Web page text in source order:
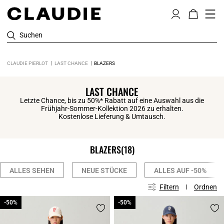
Suchen
CLAUDIE PIERLOT LAST CHANCE BLAZERS
LAST CHANCE
Letzte Chance, bis zu 50%* Rabatt auf eine Auswahl aus die
Frühjahr-Sommer-Kollektion 2026 zu erhalten.
Kostenlose Lieferung & Umtausch.
BLAZERS(18)
ALLES SEHEN NEUE STÜCKE ALLES AUF -50%
Filtern Ordnen
-50%
-50% -50%
-50%